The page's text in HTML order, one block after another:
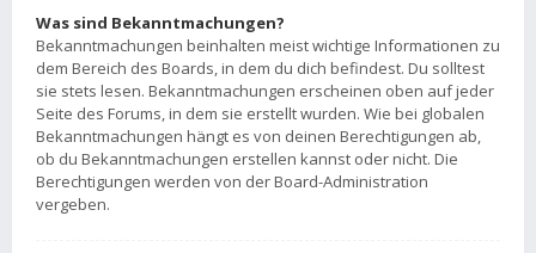
Was sind Bekanntmachungen?
Bekanntmachungen beinhalten meist wichtige Informationen zu
dem Bereich des Boards, in dem du dich befindest. Du solltest
sie stets lesen. Bekanntmachungen erscheinen oben auf jeder
Seite des Forums, in dem sie erstellt wurden. Wie bei globalen
Bekanntmachungen hängt es von deinen Berechtigungen ab,
ob du Bekanntmachungen erstellen kannst oder nicht. Die
Berechtigungen werden von der Board-Administration
vergeben.